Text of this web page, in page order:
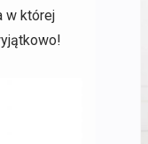
w której